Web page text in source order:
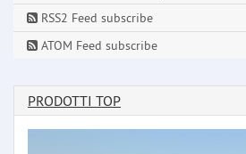
RSS2 Feed subscribe
ATOM Feed subscribe
PRODOTTI TOP